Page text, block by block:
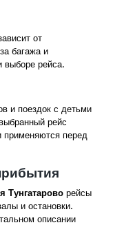
от
багажа и
выборе рейса.
и поездок с детьми
рейс
применяются перед
Тунгатарово рейсы
и остановки.
описании